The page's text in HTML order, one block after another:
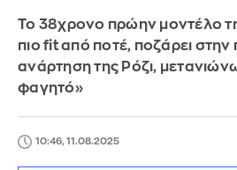
Το 38χρονο πρώην μοντέλο
πιο fit από ποτέ, ποζάρει
ανάρτηση της Ρόζι, μετανιώνω
φαγητό»
10:46, 11.08.2025